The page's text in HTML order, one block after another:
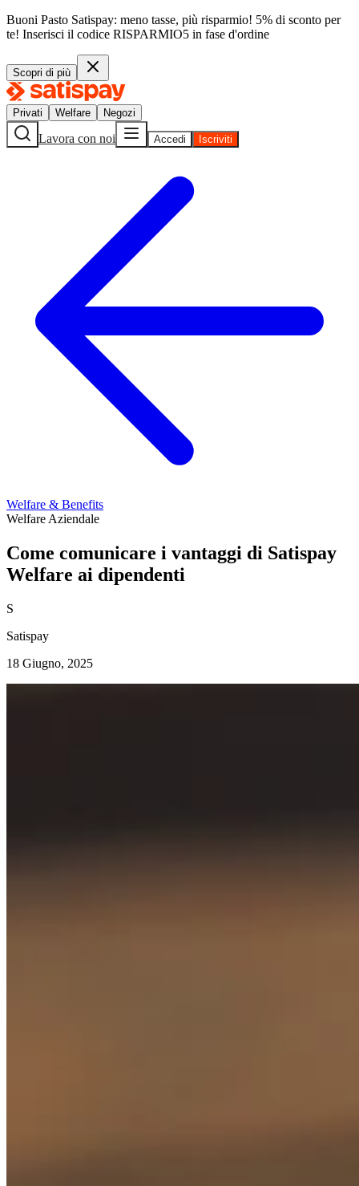
Buoni Pasto Satispay: meno tasse, più risparmio! 5% di sconto per
te! Inserisci il codice RISPARMIO5 in fase d'ordine
Scopri di più
Privati Welfare Negozi
Lavora con noi Accedi Iscriviti
Welfare & Benefits
Welfare Aziendale
Come comunicare i vantaggi di Satispay
Welfare ai dipendenti
S
Satispay
18 Giugno, 2025